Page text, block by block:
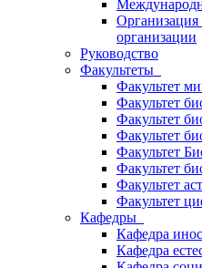
Организация
организации
Руководство
Факультеты
Факультет
Факультет
Факультет
Факультет
Факультет
Факультет
Факультет
Факультет
Кафедры
Кафедра
Кафедра